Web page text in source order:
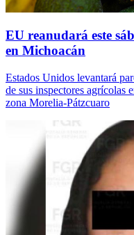
EU reanudará este
en Michoacán
Estados Unidos levantará
de sus inspectores agrícolas
zona Morelia-Pátzcuaro